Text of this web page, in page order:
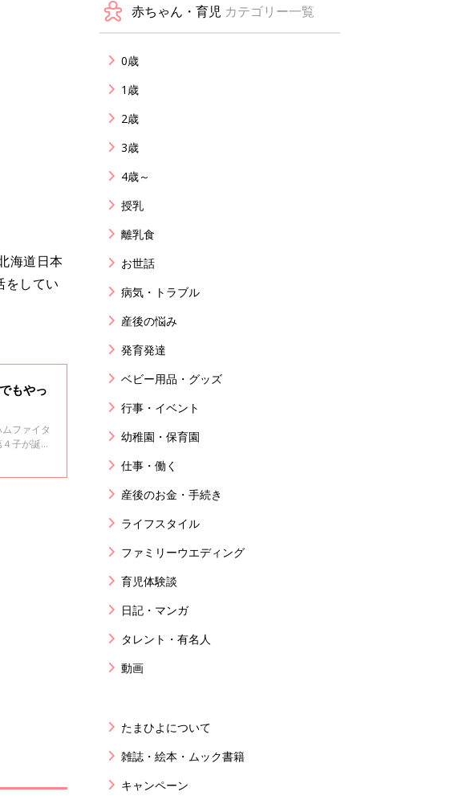
海道日本
をしてい
もやっ
ファイタ
子が誕生
赤ちゃん・育児 カテゴリー一覧
0歳
1歳
2歳
3歳
4歳～
授乳
離乳食
お世話
病気・トラブル
産後の悩み
発育発達
ベビー用品・グッズ
行事・イベント
幼稚園・保育園
仕事・働く
産後のお金・手続き
ライフスタイル
ファミリーウエディング
育児体験談
日記・マンガ
タレント・有名人
動画
たまひよについて
雑誌・絵本・ムック書籍
キャンペーン